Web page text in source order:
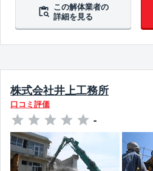
この解体業者の
詳細を見る
株式会社井上工務所
口コミ評価
-